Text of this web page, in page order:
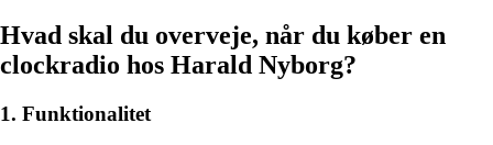
Hvad skal du overveje, når du køber en
clockradio hos Harald Nyborg?
1. Funktionalitet